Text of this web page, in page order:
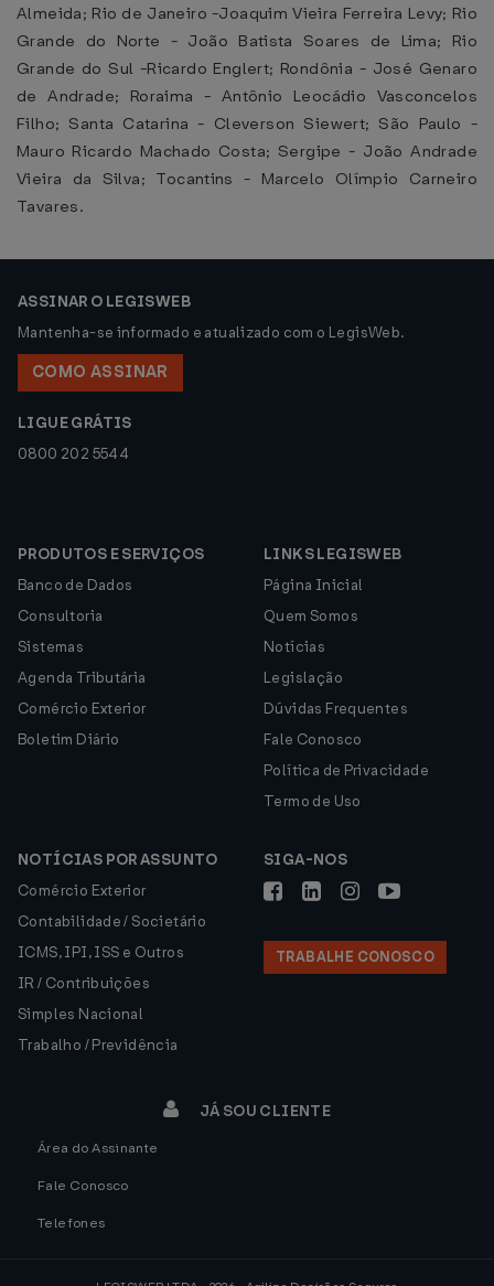
Almeida; Rio de Janeiro -Joaquim Vieira Ferreira Levy; Rio
Grande do Norte - João Batista Soares de Lima; Rio
Grande do Sul -Ricardo Englert; Rondônia - José Genaro
de Andrade; Roraima - Antônio Leocádio Vasconcelos
Filho; Santa Catarina - Cleverson Siewert; São Paulo -
Mauro Ricardo Machado Costa; Sergipe - João Andrade
Vieira da Silva; Tocantins - Marcelo Olímpio Carneiro
Tavares.
ASSINAR O LEGISWEB
Mantenha-se informado e atualizado com o LegisWeb.
COMO ASSINAR
LIGUE GRÁTIS
0800 202 5544
PRODUTOS E SERVIÇOS
Banco de Dados
Consultoria
Sistemas
Agenda Tributária
Comércio Exterior
Boletim Diário
LINKS LEGISWEB
Página Inicial
Quem Somos
Notícias
Legislação
Dúvidas Frequentes
Fale Conosco
Política de Privacidade
Termo de Uso
NOTÍCIAS POR ASSUNTO
Comércio Exterior
Contabilidade / Societário
ICMS, IPI, ISS e Outros
IR / Contribuições
Simples Nacional
Trabalho / Previdência
SIGA-NOS
TRABALHE CONOSCO
JÁ SOU CLIENTE
Área do Assinante
Fale Conosco
Telefones